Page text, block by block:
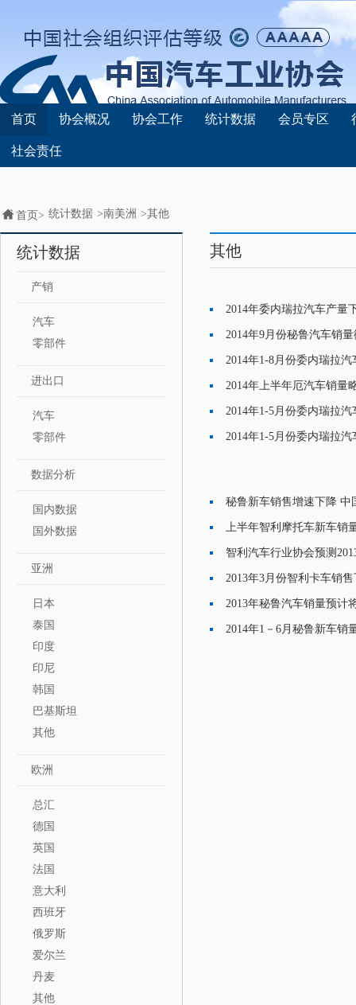
首页 协会概况 协会工作 统计数据 会员专区
社会责任
首页> 统计数据 >南美洲 >其他
统计数据
产销
汽车
零部件
进出口
汽车
零部件
数据分析
国内数据
国外数据
亚洲
日本
泰国
印度
印尼
韩国
巴基斯坦
其他
欧洲
总汇
德国
英国
法国
意大利
西班牙
俄罗斯
爱尔兰
丹麦
其他
其他
2014年委内瑞拉汽车产量
2014年9月份秘鲁汽车销
2014年1-8月份委内瑞拉
2014年上半年厄汽车销量
2014年1-5月份委内瑞拉汽
2014年1-5月份委内瑞拉汽
秘鲁新车销售增速下降 中
上半年智利摩托车新车销
智利汽车行业协会预测
2013年3月份智利卡车销售
2013年秘鲁汽车销量预计
2014年1－6月秘鲁新车销